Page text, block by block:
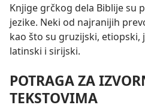
Knjige grčkog dela Biblije su
jezike. Neki od najranijih
kao što su gruzijski, etiopski,
latinski i sirijski.
POTRAGA ZA
TEKSTOVIMA